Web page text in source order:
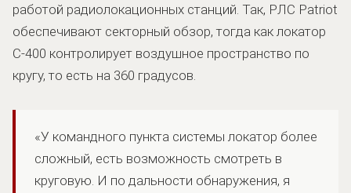
работой радиолокационных станций. Так, РЛС Patriot
обеспечивают секторный обзор, тогда как локатор
С-400 контролирует воздушное пространство по
кругу, то есть на 360 градусов.
«У командного пункта системы локатор более
сложный, есть возможность смотреть в
круговую. И по дальности обнаружения, я